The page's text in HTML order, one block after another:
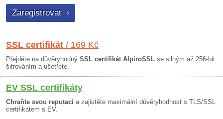
SSL certifikát / 169 Kč
Přejděte na důvěryhodný SSL certifikát AlpiroSSL se silným až 256-bit
šifrováním a ušetřete.
EV SSL certifikáty
Chraňte svou reputaci a zajistěte maximální důvěryhodnost s TLS/SSL
certifikátem s EV.